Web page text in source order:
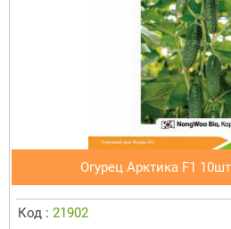
Огурец Арктика F1
Код : 21902